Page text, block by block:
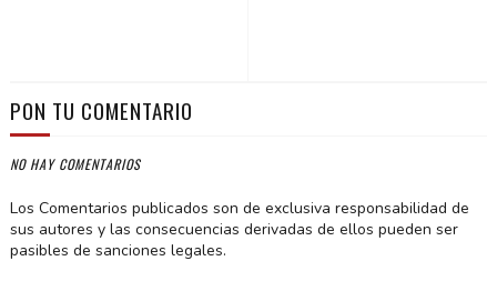
PON TU COMENTARIO
NO HAY COMENTARIOS
Los Comentarios publicados son de exclusiva responsabilidad de
sus autores y las consecuencias derivadas de ellos pueden ser
pasibles de sanciones legales.